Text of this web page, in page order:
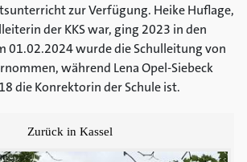
zur Verfügung. Heike Huflage,
der KKS war, ging 2023 in den
01.02.2024 wurde die Schulleitung von
während Lena Opel-Siebeck
die Konrektorin der Schule ist.
Zurück in Kassel